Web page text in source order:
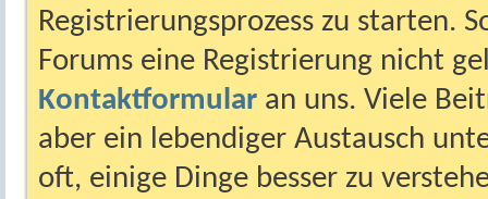
Registrierungsprozess zu starten.
Forums eine Registrierung nicht
Kontaktformular an uns. Viele
aber ein lebendiger Austausch
oft, einige Dinge besser zu